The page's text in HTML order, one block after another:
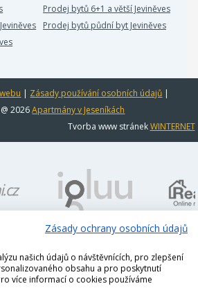
Prodej bytů 6+1 a větší Jeviněves
Prodej bytů půdní byt Jeviněves
| Zásady používání osobních údajů |
@ 2026Apartmány v Jeseníkách
Tvorba www stránekWINTERNET
Zásady ochrany osobních údajů
našich údajů o návštěvnících, pro zlepšení
obsahu a pro poskytnutí
více informací o cookies používáme